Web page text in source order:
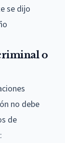
se dijo
o
no debe
de